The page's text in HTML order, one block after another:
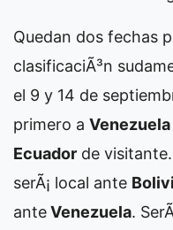
Quedan dos fechas
clasificaciÃ³n
el 9 y 14 de
primero a Venezuela
Ecuador de
serÃ¡ local ante
anteVenezuela.